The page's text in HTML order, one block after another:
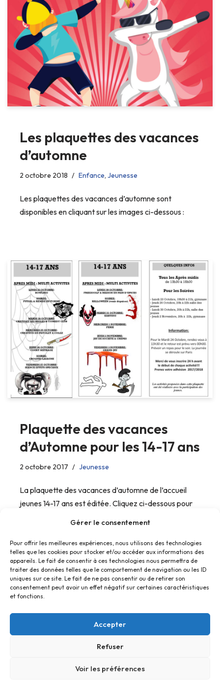
Gérer le consentement
Pour offrir les meilleures expériences, nous utilisons des technologies
telles que les cookies pour stocker et/ou accéder aux informations des
appareils. Le fait de consentir à ces technologies nous permettra de
traiter des données telles que le comportement de navigation ou les ID
uniques sur ce site. Le fait de ne pas consentir ou de retirer son
consentement peut avoir un effet négatif sur certaines caractéristiques
et fonctions.
Accepter
Refuser
Voir les préférences
Les plaquettes des vacances
d’automne
2 octobre 2018 Enfance, Jeunesse
Les plaquettes des vacances d’automne sont
disponibles en cliquant sur les images ci-dessous :
Plaquette des vacances
d’Automne pour les 14-17 ans
2 octobre 2017 Jeunesse
La plaquette des vacances d’automne de l’accueil
jeunes 14-17 ans est éditée. Cliquez ci-dessous pour
Contact